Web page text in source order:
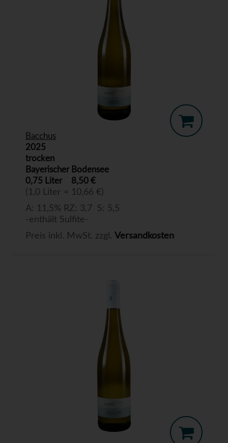
Bacchus
2025
trocken
Bayerischer Bodensee
0,75 Liter
8,50 €
(1,0 Liter = 10,66 €)
A: 11,5% RZ: 3,7 S: 5,5
-enthält Sulfite-
Preis inkl. MwSt. zzgl. Versandkosten